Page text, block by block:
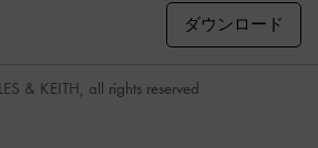
ダウンロード
& KEITH, all rights reserved